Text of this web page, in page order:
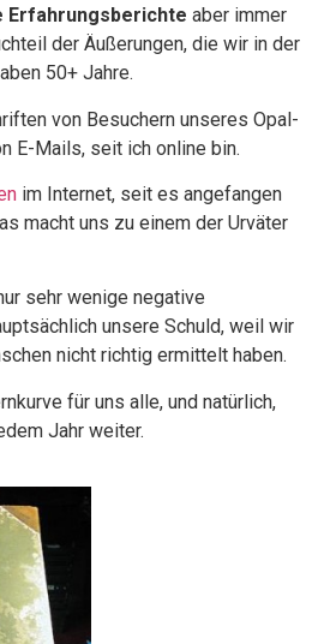
Erfahrungsberichte aber immer
der Äußerungen, die wir in der
50+ Jahre.
von Besuchern unseres Opal-
E-Mails, seit ich online bin.
im Internet, seit es angefangen
macht uns zu einem der Urväter
sehr wenige negative
unsere Schuld, weil wir
nicht richtig ermittelt haben.
für uns alle, und natürlich,
Jahr weiter.